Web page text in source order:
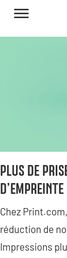
PLUS DE
Chez
réduction de
Impressions